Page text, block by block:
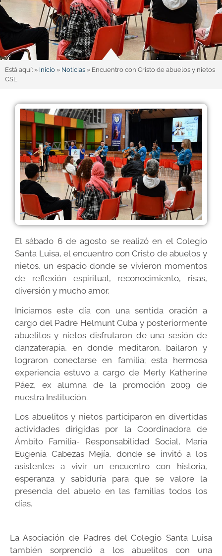
Está aquí: » Inicio » Noticias » Encuentro con Cristo de abuelos y nietos
CSL
El sábado 6 de agosto se realizó en el Colegio
Santa Luisa, el encuentro con Cristo de abuelos y
nietos, un espacio donde se vivieron momentos
de reflexión espiritual, reconocimiento, risas,
diversión y mucho amor.
Iniciamos este día con una sentida oración a
cargo del Padre Helmunt Cuba y posteriormente
abuelitos y nietos disfrutaron de una sesión de
danzaterapia, en donde meditaron, bailaron y
lograron conectarse en familia; esta hermosa
experiencia estuvo a cargo de Merly Katherine
Páez, ex alumna de la promoción 2009 de
nuestra Institución.
Los abuelitos y nietos participaron en divertidas
actividades dirigidas por la Coordinadora de
Ámbito Familia- Responsabilidad Social, María
Eugenia Cabezas Mejía, donde se invitó a los
asistentes a vivir un encuentro con historia,
esperanza y sabiduría para que se valore la
presencia del abuelo en las familias todos los
días.
La Asociación de Padres del Colegio Santa Luisa
también sorprendió a los abuelitos con una